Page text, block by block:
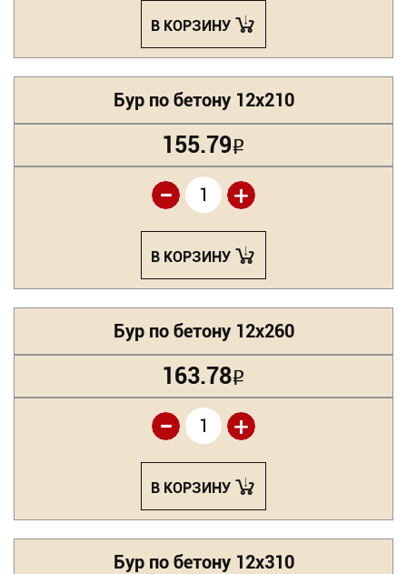
В КОРЗИНУ
Бур по бетону 12х210
155.79Р
+
-
В КОРЗИНУ
Бур по бетону 12х260
163.78Р
+
-
В КОРЗИНУ
Бур по бетону 12х310